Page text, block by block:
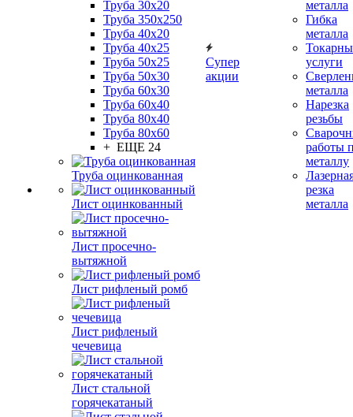
Труба 30x20
Труба 350x250
Труба 40x20
Труба 40x25
Труба 50x25
Труба 50x30
Труба 60x30
Труба 60x40
Труба 80x40
Труба 80x60
+ ЕЩЕ 24
Труба оцинкованная
Лист оцинкованный
Лист просечно-
вытяжной
Лист рифленый ромб
Лист рифленый
чечевица
Лист стальной
горячекатаный
Супер
акции
металла
Гибка
металла
услуги
металла
Нарезка
резьбы
работы
металлу
резка
металла